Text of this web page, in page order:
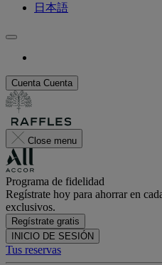
日本語
Cuenta Cuenta
Close menu
Programa de fidelidad
Regístrate hoy para ahorrar en
exclusivos.
Regístrate gratis
INICIO DE SESIÓN
Tus reservas